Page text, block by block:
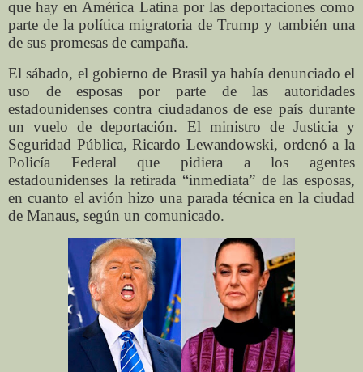
que hay en América Latina por las deportaciones como
parte de la política migratoria de Trump y también una
de sus promesas de campaña.
El sábado, el gobierno de Brasil ya había denunciado el
uso de esposas por parte de las autoridades
estadounidenses contra ciudadanos de ese país durante
un vuelo de deportación. El ministro de Justicia y
Seguridad Pública, Ricardo Lewandowski, ordenó a la
Policía Federal que pidiera a los agentes
estadounidenses la retirada “inmediata” de las esposas,
en cuanto el avión hizo una parada técnica en la ciudad
de Manaus, según un comunicado.